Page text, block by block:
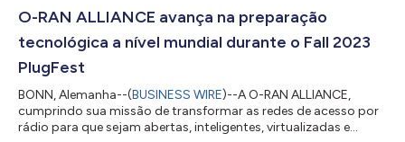
O-RAN ALLIANCE avança na preparação
tecnológica a nível mundial durante o Fall 2023
PlugFest
BONN, Alemanha--(BUSINESS WIRE)--A O-RAN ALLIANCE,
cumprindo sua missão de transformar as redes de acesso por
rádio para que sejam abertas, inteligentes, virtualizadas e